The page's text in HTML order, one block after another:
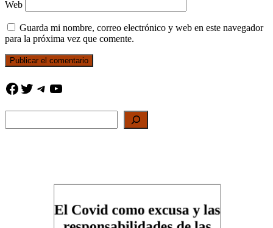
Web
Guarda mi nombre, correo electrónico y web en este navegador
para la próxima vez que comente.
Facebook
Twitter
Telegram
YouTube